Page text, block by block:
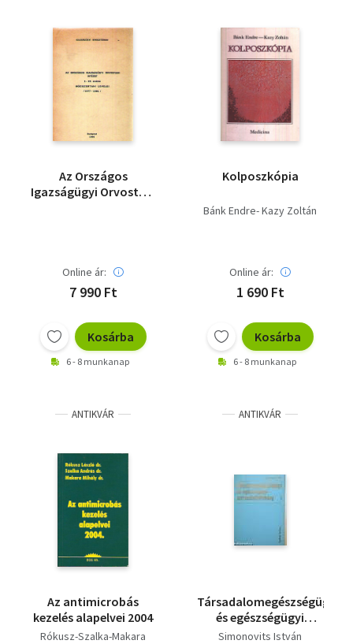
Az Országos
Igazságügyi Orvostani
Online ár:
7 990 Ft
Kosárba
6 - 8 munkanap
Kolposzkópia
Bánk Endre- Kazy Zoltán
Online ár:
1 690 Ft
Kosárba
6 - 8 munkanap
ANTIKVÁR
Az antimicrobás
kezelés alapelvei 2004
Rókusz-Szalka-Makara
ANTIKVÁR
Társadalomegészségügy
és egészségügyi
szervezéstudomány
Simonovits István